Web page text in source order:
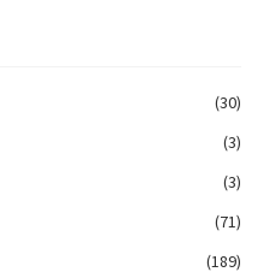
(30)
(3)
(3)
(71)
(189)